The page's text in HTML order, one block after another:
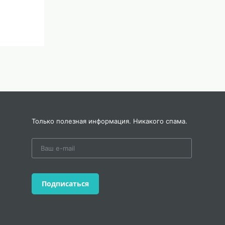
Только полезная информация. Никакого спама.
Подписаться